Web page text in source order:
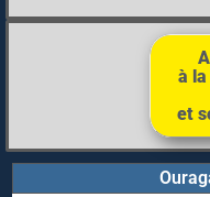
à la
et